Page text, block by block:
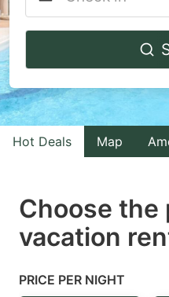
Navigate
to
interact
with
the
select
a
Press
Hot Deals Map
Choose the
vacation
PRICE PER NIGHT